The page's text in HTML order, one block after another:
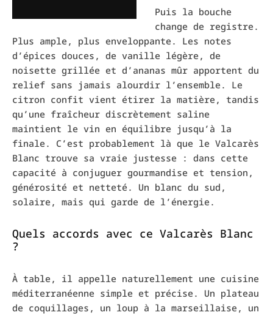
Puis la bouche
change de registre.
Plus ample, plus enveloppante. Les notes
d’épices douces, de vanille légère, de
noisette grillée et d’ananas mûr apportent du
relief sans jamais alourdir l’ensemble. Le
citron confit vient étirer la matière, tandis
qu’une fraîcheur discrètement saline
maintient le vin en équilibre jusqu’à la
finale. C’est probablement là que le Valcarès
Blanc trouve sa vraie justesse : dans cette
capacité à conjuguer gourmandise et tension,
générosité et netteté. Un blanc du sud,
solaire, mais qui garde de l’énergie.
Quels accords avec ce Valcarès Blanc
?
À table, il appelle naturellement une cuisine
méditerranéenne simple et précise. Un plateau
de coquillages, un loup à la marseillaise, un